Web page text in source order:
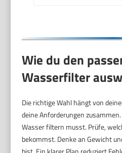
Wie du den
Wasserfilter
Die richtige Wahl hängt von
deine Anforderungen
Wasser filtern musst. Prüfe,
bekommst. Denke an Gewicht